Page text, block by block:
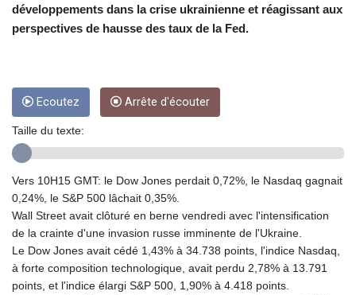
CUC 1
EGP 49.775899
ETB 161.161277
FJD 2.211503
FKP 0.742819
GBP 0.742815
GEL 2.615015
GGP 0.742819
développements dans la crise ukrainienne et réagissant aux
perspectives de hausse des taux de la Fed.
Ecoutez Arrête d'écouter
Taille du texte:
Vers 10H15 GMT: le Dow Jones perdait 0,72%, le Nasdaq gagnait
0,24%, le S&P 500 lâchait 0,35%.
Wall Street avait clôturé en berne vendredi avec l'intensification
de la crainte d'une invasion russe imminente de l'Ukraine.
Le Dow Jones avait cédé 1,43% à 34.738 points, l'indice Nasdaq,
à forte composition technologique, avait perdu 2,78% à 13.791
points, et l'indice élargi S&P 500, 1,90% à 4.418 points.